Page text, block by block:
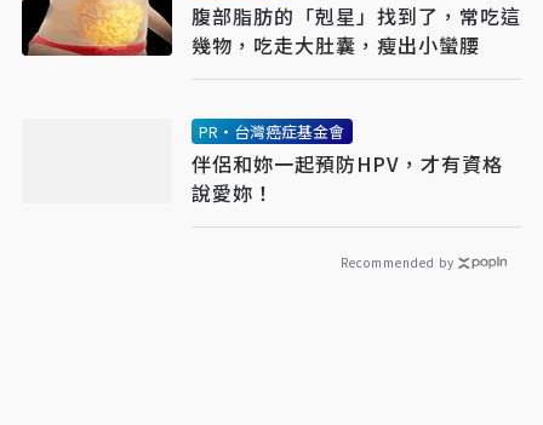
腹部脂肪的「剋星」找到了，常吃這
幾物，吃走大肚囊，瘦出小蠻腰
PR・台灣癌症基金會
伴侶和妳一起預防HPV，才有資格
說愛妳！
Recommended by